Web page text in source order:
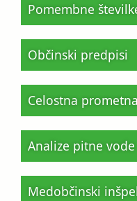
Pomembne
Občinski predpisi
Celostna
Analize pitne vode
Medobčinski